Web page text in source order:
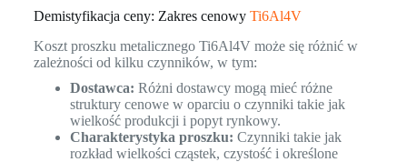
Demistyfikacja ceny: Zakres cenowy Ti6Al4V
Koszt proszku metalicznego Ti6Al4V może się różnić w
zależności od kilku czynników, w tym:
Dostawca: Różni dostawcy mogą mieć różne
struktury cenowe w oparciu o czynniki takie jak
wielkość produkcji i popyt rynkowy.
Charakterystyka proszku: Czynniki takie jak
rozkład wielkości cząstek, czystość i określone